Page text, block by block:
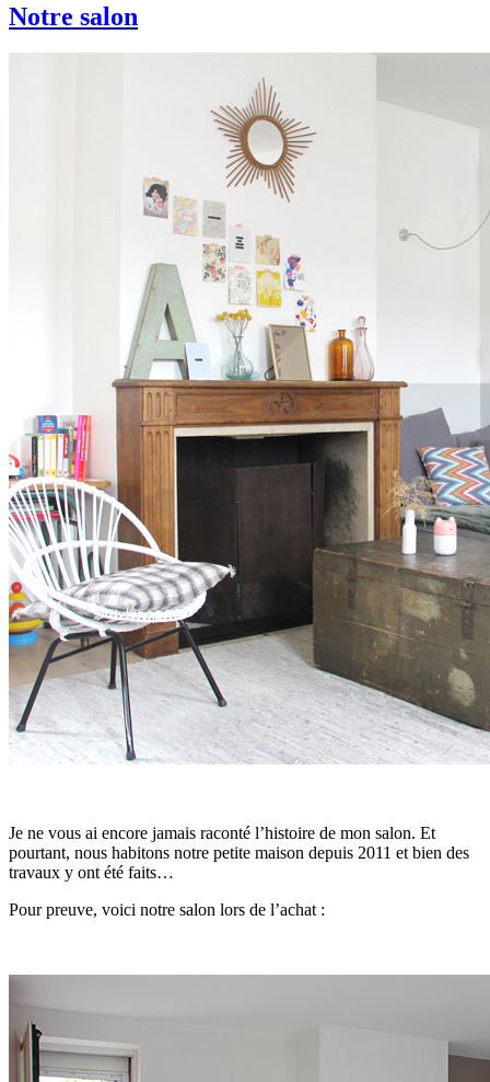
Notre salon
Je ne vous ai encore jamais raconté l’histoire de mon salon. Et
pourtant, nous habitons notre petite maison depuis 2011 et bien des
travaux y ont été faits…
Pour preuve, voici notre salon lors de l’achat :